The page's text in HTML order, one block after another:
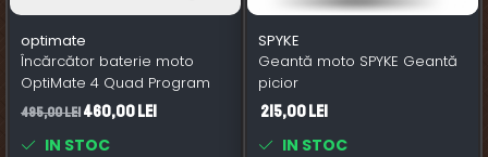
optimate
Încărcător baterie moto
OptiMate 4 Quad Program
495,00 Lei460,00 Lei
IN STOC
SPYKE
Geantă moto SPYKE Geantă
picior
215,00 Lei
IN STOC